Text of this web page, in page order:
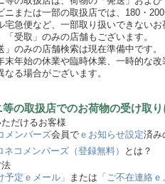
たは一部の取扱店では、180・200
便など、一部取り扱いできないお
取」のみの店舗もございます。
みの店舗検索は現在準備中です。
年始の休業や臨時休業、一時的な
る場合がございます。
等の取扱店でのお荷物の受け取
だけるお客様
メンバーズ会員で ｅお知らせ設定済み
ネコメンバーズ（登録無料）
とは？
予定ｅメール」
または 「ご不在連絡ｅ